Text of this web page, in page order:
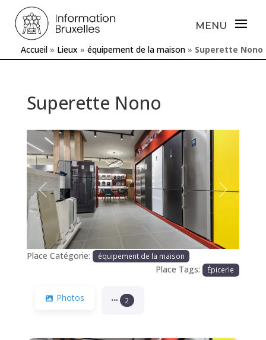
Accueil » Lieux » équipement de la maison » Superette Nono
Superette Nono
Précédente Prochaine
Place Catégorie: équipement de la maison
Place Tags: Épicerie
Photos 2